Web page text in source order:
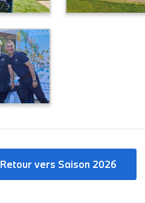
Retour vers Saison 2026